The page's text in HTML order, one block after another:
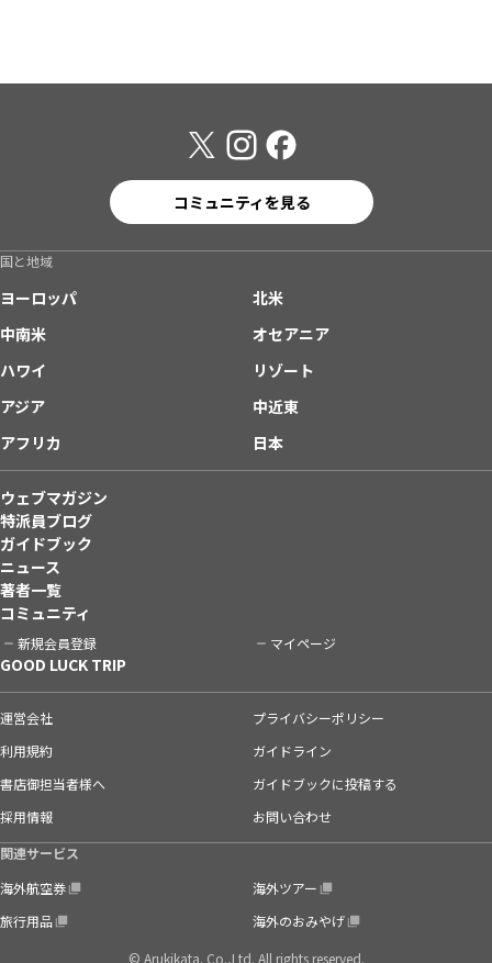
コミュニティを見る
国と地域
ヨーロッパ
北米
中南米
オセアニア
ハワイ
リゾート
アジア
中近東
アフリカ
日本
ウェブマガジン
特派員ブログ
ガイドブック
ニュース
著者一覧
コミュニティ
新規会員登録 マイページ
GOOD LUCK TRIP
運営会社
プライバシーポリシー
利用規約
ガイドライン
書店御担当者様へ
ガイドブックに投稿する
採用情報
お問い合わせ
関連サービス
海外航空券
海外ツアー
旅行用品
海外のおみやげ
© Arukikata. Co.,Ltd. All rights reserved.